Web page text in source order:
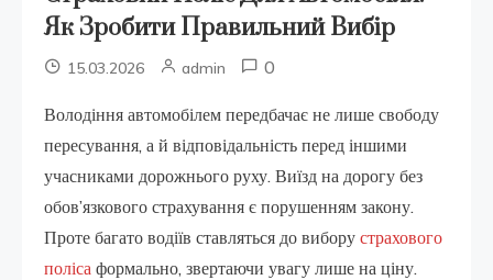
Як Зробити Правильний Вибір
15.03.2026 admin 0
Володіння автомобілем передбачає не лише свободу
пересування, а й відповідальність перед іншими
учасниками дорожнього руху. Виїзд на дорогу без
обов’язкового страхування є порушенням закону.
Проте багато водіїв ставляться до вибору страхового
поліса формально, звертаючи увагу лише на ціну.